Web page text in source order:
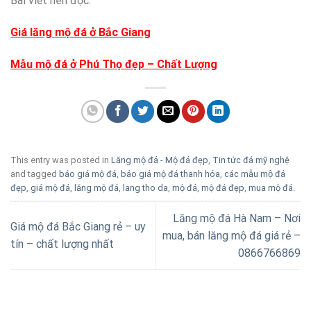
Giá lăng mộ đá ở Bắc Giang
Mẫu mộ đá ở Phú Thọ đẹp – Chất Lượng
This entry was posted in Lăng mộ đá - Mộ đá đẹp Tin tức đá mỹ nghệ
and tagged báo giá mộ đá báo giá mộ đá thanh hóa các mẫu mộ đá
đẹp giá mộ đá lăng mộ đá lang tho da mộ đá mộ đá đẹp mua mộ đá
Giá mộ đá Bắc Giang rẻ – uy
tín – chất lượng nhất
Lăng mộ đá Hà Nam – Nơi
mua, bán lăng mộ đá giá rẻ –
0866766869